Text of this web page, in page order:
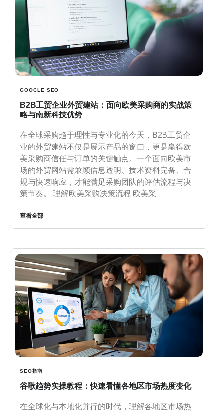
GOOGLE SEO
B2B工贸企业外贸建站：面向欧美采购商的实战策
略与南新科技优势
在全球采购趋于理性与专业化的今天，B2B工贸企
业的外贸建站不仅是展示产品的窗口，更是赢得欧
美采购商信任与订单的关键触点。一个面向欧美市
场的外贸网站需兼顾信息透明、技术资料完备、合
规与快速响应，才能满足采购团队的评估流程与决
策节奏。 理解欧美采购决策流程 欧美采
查看全部
SEO指南
谷歌趋势实操教程：快速看懂各地区市场热度变化
在全球化与本地化并行的时代，理解各地区市场热